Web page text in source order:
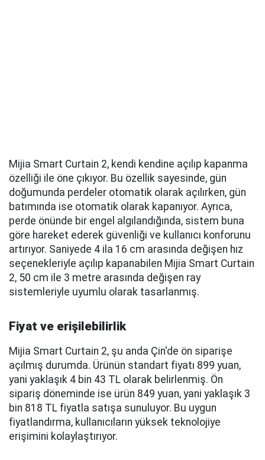
Mijia Smart Curtain 2, kendi kendine açılıp kapanma
özelliği ile öne çıkıyor. Bu özellik sayesinde, gün
doğumunda perdeler otomatik olarak açılırken, gün
batımında ise otomatik olarak kapanıyor. Ayrıca,
perde önünde bir engel algılandığında, sistem buna
göre hareket ederek güvenliği ve kullanıcı konforunu
artırıyor. Saniyede 4 ila 16 cm arasında değişen hız
seçenekleriyle açılıp kapanabilen Mijia Smart Curtain
2, 50 cm ile 3 metre arasında değişen ray
sistemleriyle uyumlu olarak tasarlanmış.
Fiyat ve erişilebilirlik
Mijia Smart Curtain 2, şu anda Çin'de ön siparişe
açılmış durumda. Ürünün standart fiyatı 899 yuan,
yani yaklaşık 4 bin 43 TL olarak belirlenmiş. Ön
sipariş döneminde ise ürün 849 yuan, yani yaklaşık 3
bin 818 TL fiyatla satışa sunuluyor. Bu uygun
fiyatlandırma, kullanıcıların yüksek teknolojiye
erişimini kolaylaştırıyor.